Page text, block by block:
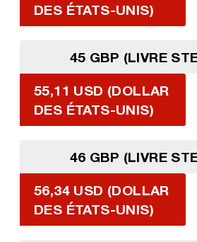
DES ÉTATS-UNIS)
45 GBP (LIVRE
55,11 USD (DOLLAR
DES ÉTATS-UNIS)
46 GBP (LIVRE
56,34 USD (DOLLAR
DES ÉTATS-UNIS)